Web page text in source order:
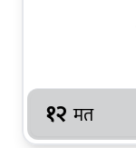
१२ मत